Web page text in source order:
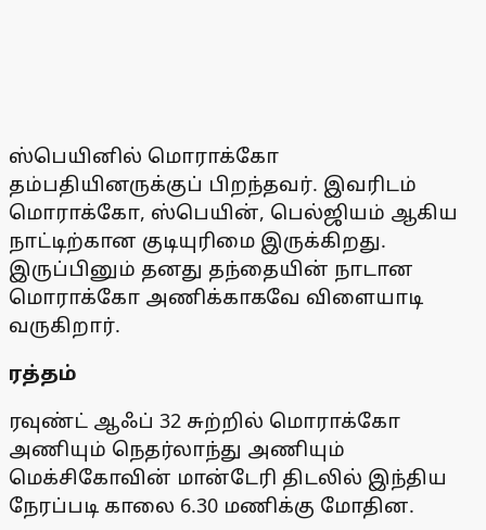
ஸ்பெயினில் மொராக்கோ
தம்பதியினருக்குப் பிறந்தவர். இவரிடம்
மொராக்கோ, ஸ்பெயின், பெல்ஜியம் ஆகிய
நாட்டிற்கான குடியுரிமை இருக்கிறது.
இருப்பினும் தனது தந்தையின் நாடான
மொராக்கோ அணிக்காகவே விளையாடி
வருகிறார்.
ரத்தம்
ரவுண்ட் ஆஃப் 32 சுற்றில் மொராக்கோ
அணியும் நெதர்லாந்து அணியும்
மெக்சிகோவின் மான்டேரி திடலில் இந்திய
நேரப்படி காலை 6.30 மணிக்கு மோதின.